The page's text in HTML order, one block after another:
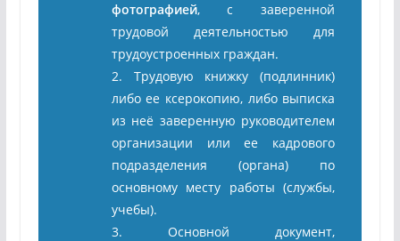
фотографией, с заверенной
трудовой деятельностью для
трудоустроенных граждан.
2. Трудовую книжку (подлинник)
либо ее ксерокопию, либо выписка
из неё заверенную руководителем
организации или ее кадрового
подразделения (органа) по
основному месту работы (службы,
учебы).
3. Основной документ,